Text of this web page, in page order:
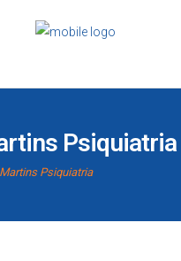
Psiquiatria
Psiquiatria